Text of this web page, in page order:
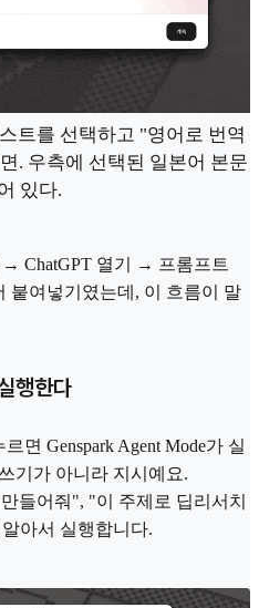
트를 선택하고 "영어로 번역
. 우측에 선택된 일본어 본문
있다.
ChatGPT 열기 → 프롬프트
여넣기였는데, 이 흐름이 말
행한다
면 Genspark Agent Mode가 실
기가 아니라 지시예요.
들어줘", "이 주제로 딥리서치
아서 실행합니다.